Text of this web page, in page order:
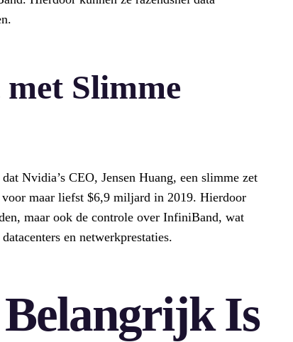
Slimme
Nvidia’s CEO, Jensen Huang, een slimme zet
maar liefst $6,9 miljard in 2019. Hierdoor
maar ook de controle over InfiniBand, wat
en netwerkprestaties.
Is